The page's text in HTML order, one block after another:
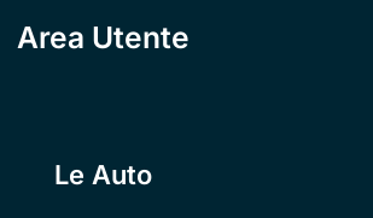
Area Utente
Le Auto